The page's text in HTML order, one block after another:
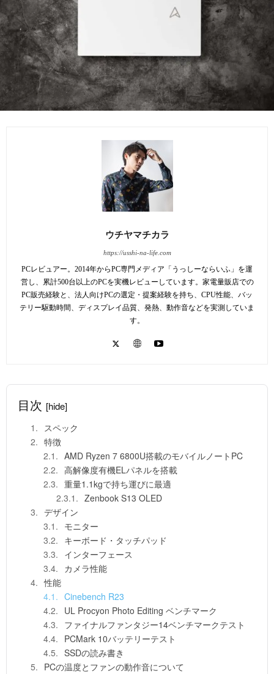
ウチヤマチカラ
https://usshi-na-life.com
PCレビュアー。2014年からPC専門メディア「うっしーならいふ」を運
営し、累計500台以上のPCを実機レビューしています。家電量販店での
PC販売経験と、法人向けPCの選定・提案経験を持ち、CPU性能、バッ
テリー駆動時間、ディスプレイ品質、発熱、動作音などを実測していま
す。
目次 [hide]
スペック
特徴
AMD Ryzen 7 6800U搭載のモバイルノートPC
高解像度有機ELパネルを搭載
重量1.1kgで持ち運びに最適
Zenbook S13 OLED
デザイン
モニター
キーボード・タッチパッド
インターフェース
カメラ性能
性能
Cinebench R23
UL Procyon Photo Editing ベンチマーク
ファイナルファンタジー14ベンチマークテスト
PCMark 10バッテリーテスト
SSDの読み書き
PCの温度とファンの動作音について